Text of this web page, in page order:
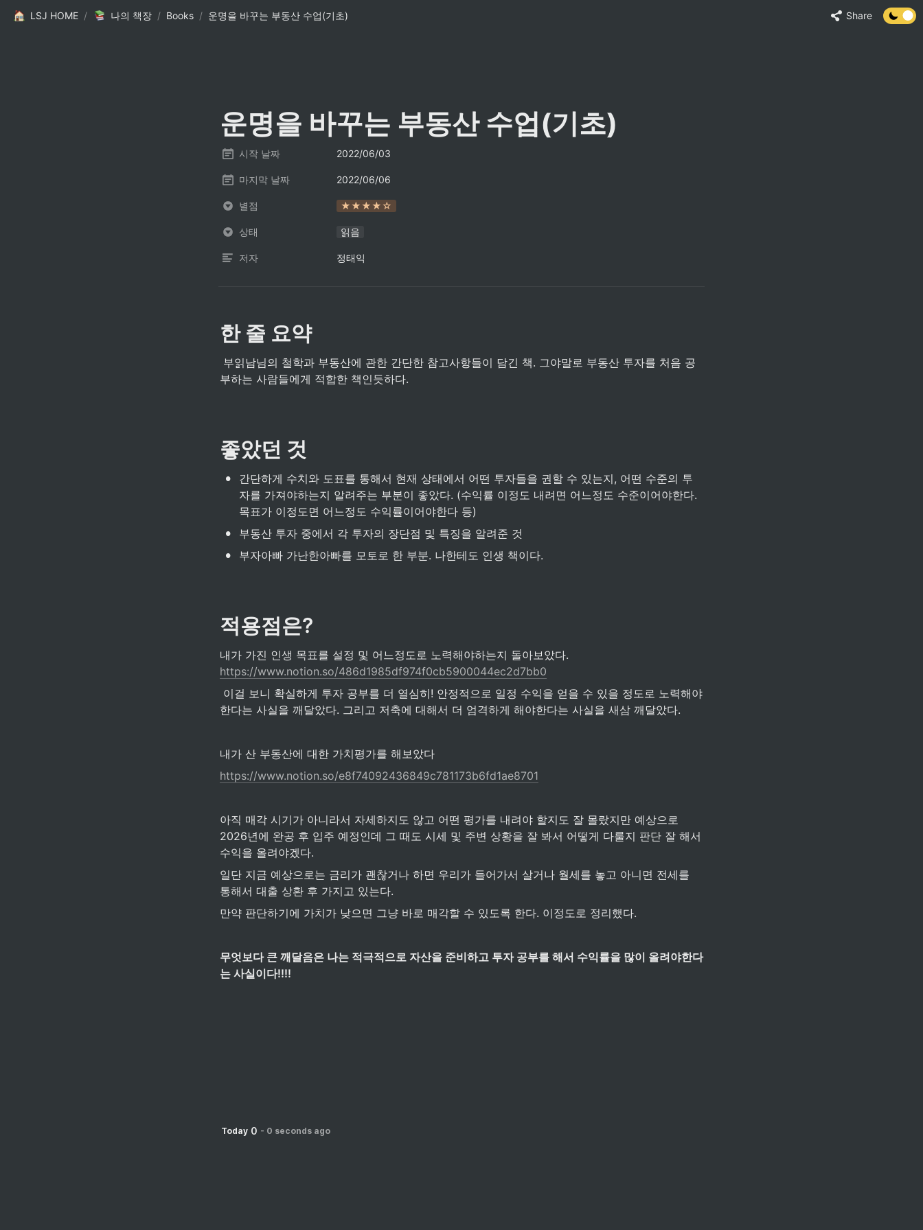
LSJ HOME / 나의 책장 / Books / 운명을 바꾸는 부동산 수업(기초) Share
운명을 바꾸는 부동산 수업(기초)
시작 날짜 2022/06/03
마지막 날짜 2022/06/06
별점 ★★★★☆
상태 읽음
저자 정태익
한 줄 요약
부하는 사람들에게 적합한 책인듯하다.
좋았던 것
•
간단하게 수치와 도표를 통해서 현재 상태에서 어떤 투자들을 권할 수 있는지, 어떤 수준의 투
자를 가져야하는지 알려주는 부분이 좋았다. (수익률 이정도 내려면 어느정도 수준이어야한다.
목표가 이정도면 어느정도 수익률이어야한다 등)
• 부동산 투자 중에서 각 투자의 장단점 및 특징을 알려준 것
• 부자아빠 가난한아빠를 모토로 한 부분. 나한테도 인생 책이다.
적용점은?
https://www.notion.so/486d1985df974f0cb5900044ec2d7bb0
한다는 사실을 깨달았다. 그리고 저축에 대해서 더 엄격하게 해야한다는 사실을 새삼 깨달았다.
내가 산 부동산에 대한 가치평가를 해보았다
https://www.notion.so/e8f74092436849c781173b6fd1ae8701
아직 매각 시기가 아니라서 자세하지도 않고 어떤 평가를 내려야 할지도 잘 몰랐지만 예상으로
2026년에 완공 후 입주 예정인데 그 때도 시세 및 주변 상황을 잘 봐서 어떻게 다룰지 판단 잘 해서
수익을 올려야겠다.
일단 지금 예상으로는 금리가 괜찮거나 하면 우리가 들어가서 살거나 월세를 놓고 아니면 전세를
통해서 대출 상환 후 가지고 있는다.
만약 판단하기에 가치가 낮으면 그냥 바로 매각할 수 있도록 한다. 이정도로 정리했다.
무엇보다 큰 깨달음은 나는 적극적으로 자산을 준비하고 투자 공부를 해서 수익률을 많이 올려야한다
는 사실이다!!!!
Today 0 - 0 seconds ago